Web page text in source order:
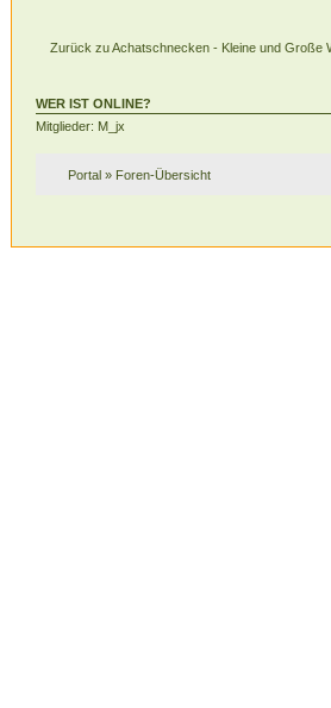
Zurück zu Achatschnecken - Kleine und Große
WER IST ONLINE?
Mitglieder: M_jx
Portal » Foren-Übersicht